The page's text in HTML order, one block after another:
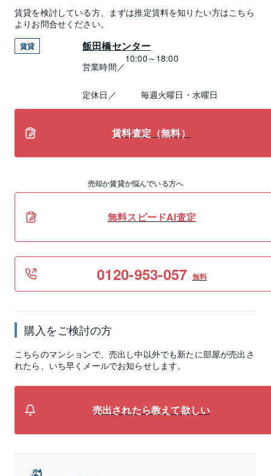
賃貸を検討している方、まずは推定賃料を知りたい方はこちら
よりお問合せください。
賃貸 飯田橋センター
営業時間／
10:00～18:00
定休日／ 毎週火曜日・水曜日
賃料査定（無料）
売却か賃貸か悩んでいる方へ
無料スピードAI査定
0120-953-057 無料
購入をご検討の方
こちらのマンションで、売出し中以外でも新たに部屋が売出さ
れたら、いち早くメールでお知らせします。
売出されたら教えて欲しい